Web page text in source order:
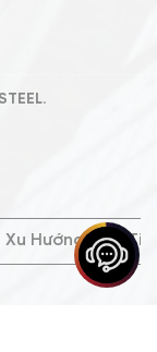
Xu Hướng Nhà